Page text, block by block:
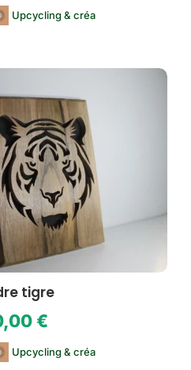
Upcycling & créa
tigre
€
Upcycling & créa